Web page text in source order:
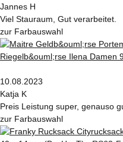
Jannes H
Viel Stauraum, Gut verarbeitet.
zur Farbauswahl
10.08.2023
Katja K
Preis Leistung super, genauso
zur Farbauswahl